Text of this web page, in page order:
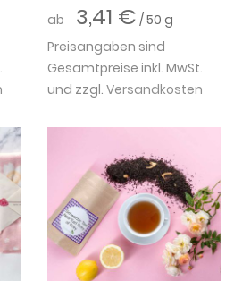
ab
3,41 € / 50 g
Preisangaben sind
Gesamtpreise inkl. MwSt.
und zzgl. Versandkosten